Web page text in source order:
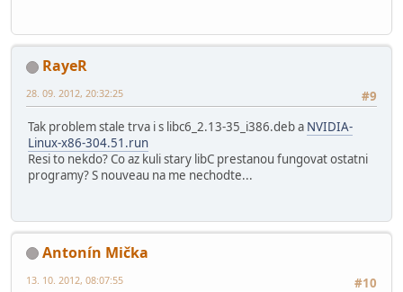
RayeR
#9
28. 09. 2012, 20:32:25
Tak problem stale trva i s libc6_2.13-35_i386.deb a NVIDIA-
Linux-x86-304.51.run
Resi to nekdo? Co az kuli stary libC prestanou fungovat ostatni
programy? S nouveau na me nechodte...
Antonín Mička
#10
13. 10. 2012, 08:07:55